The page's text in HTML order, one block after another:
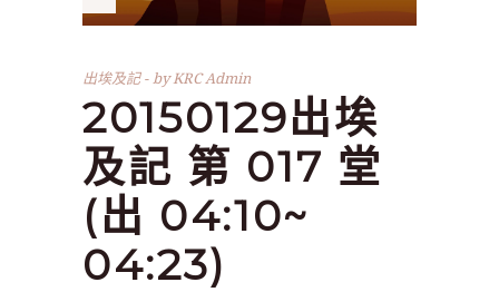
出埃及記 byKRC Admin
20150129出埃
及記 第 017 堂
(出 04:10~
04:23)